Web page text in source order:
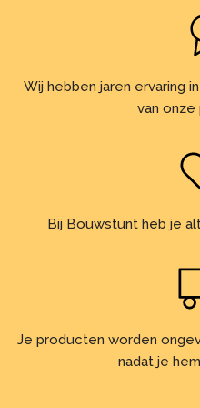
Wij hebben jaren ervaring
van
Bij Bouwstunt heb je
Je producten worden
nadat je